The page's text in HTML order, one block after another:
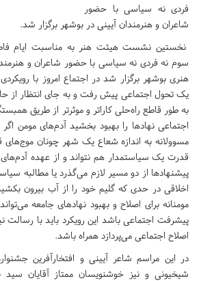
فردی نه سیاسی با حضور
شاعران و هنرمندان آیینی در بوشهر برگزار شد.
نخستین نشست هیئت هنر به مناسبت ایام
سوم نه فردی نه سیاسی با حضور شاعران و
هنری بوشهر برگزار شد در اجتماع امروز با
یک تحول اجتماعی پیش رفت و به جای انتظار از
به طور قاطع راه‌حلی کاراتر و موثرتر از طریق
اجتماعی نهادها را بهبود بخشید آدم‌های مومن
مسوولانه به اندازه شعاع یک شهر چونان
قدرت یک سیاستمدار هم نتواند و از عهده آدم‌های
پیشنهادها از دو مسیر لازم می‌گذرد یا مطالبه
اخلاقی در حدی که گلیم خود را از آب بیرون
مومنانه برای اصلاح و بهبود نهادهای جامعه
پیشرفت اجتماعی باشد این رویکرد باید با رسالت
اصلاح اجتماعی می‌پردازد همراه باشد.
در این مراسم شاعر آیینی و افتخارآفرین
شیخیونی و نیز خوشنویسان ممتاز آقایان